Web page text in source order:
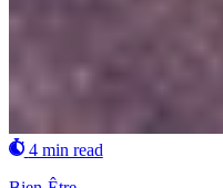
4 min read